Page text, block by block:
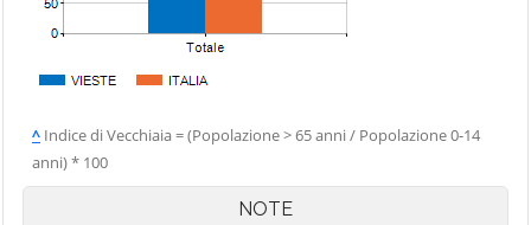
^ Indice di Vecchiaia = (Popolazione > 65 anni / Popolazione 0-14
anni) * 100
NOTE